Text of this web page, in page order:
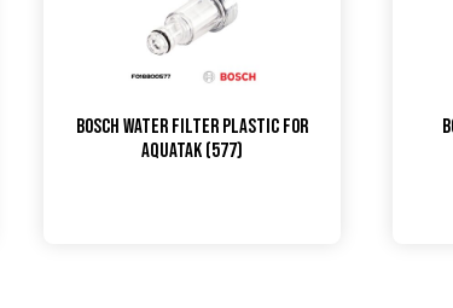
Bosch Water Filter Plastic for
Aquatak (577)